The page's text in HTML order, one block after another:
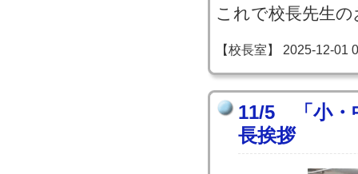
これで校長先生
【校長室】 2025-12-01
11/5 「小・
長挨拶